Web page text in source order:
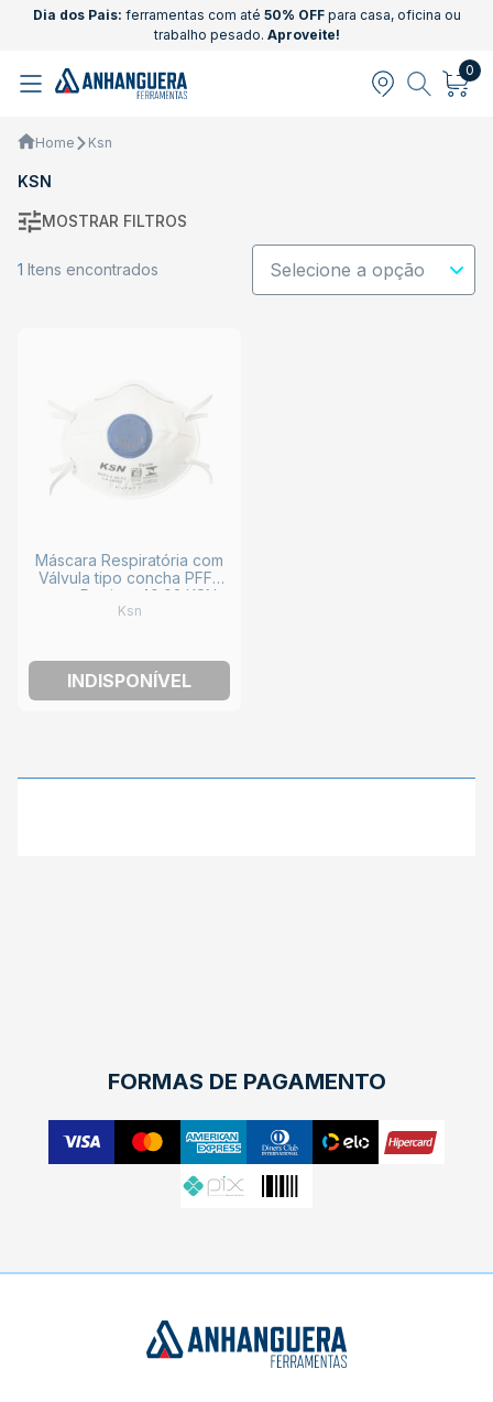
Dia dos Pais: ferramentas com até 50% OFFpara casa, oficina ou
trabalho pesado. Aproveite!
0
Home Ksn
KSN
MOSTRAR FILTROS
1 Itens encontrados
Máscara Respiratória com
Válvula tipo concha PFF2
para Poeiras 40.02 KSN
Ksn
INDISPONÍVEL
FORMAS DE PAGAMENTO